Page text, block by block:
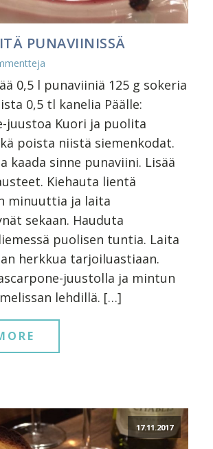
PUNAVIINISSÄ
0,5 l punaviiniä 125 g sokeria
0,5 tl kanelia Päälle:
juustoa Kuori ja puolita
poista niistä siemenkodat.
kaada sinne punaviini. Lisää
Kiehauta lientä
minuuttia ja laita
sekaan. Hauduta
puolisen tuntia. Laita
herkkua tarjoiluastiaan.
juustolla ja mintun
lehdillä. […]
17.11.2017